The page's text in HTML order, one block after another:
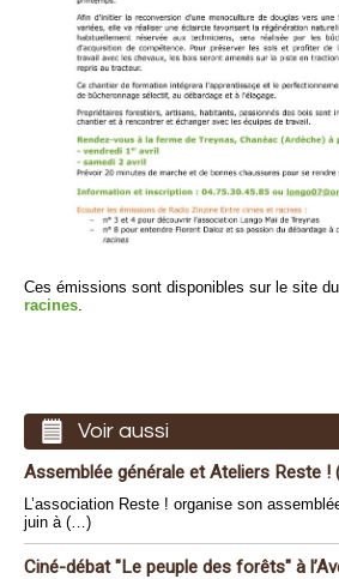
Ces émissions sont disponibles sur le site
racines
Voir aussi
Assemblée générale et Ateliers Reste !
L’association Reste ! organise son
juin à (…)
Ciné-débat "Le peuple des forêts" à